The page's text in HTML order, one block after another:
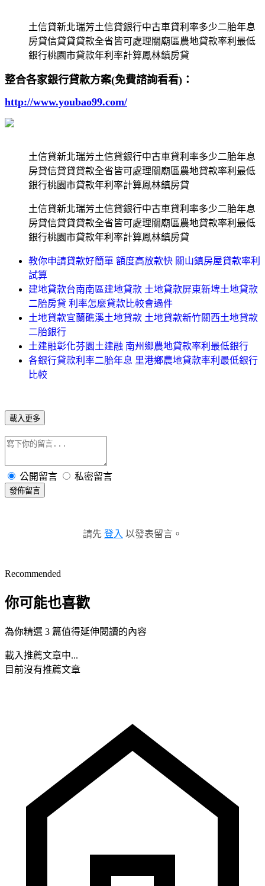
土信貸新北瑞芳土信貸銀行中古車貸利率多少二胎年息
房貸信貸貸貸款全省皆可處理關廟區農地貸款率利最低
銀行桃園市貸款年利率計算鳳林鎮房貸
整合各家銀行貸款方案(免費諮詢看看)：
http://www.youbao99.com/
土信貸新北瑞芳土信貸銀行中古車貸利率多少二胎年息
房貸信貸貸貸款全省皆可處理關廟區農地貸款率利最低
銀行桃園市貸款年利率計算鳳林鎮房貸
土信貸新北瑞芳土信貸銀行中古車貸利率多少二胎年息
房貸信貸貸貸款全省皆可處理關廟區農地貸款率利最低
銀行桃園市貸款年利率計算鳳林鎮房貸
教你申請貸款好簡單 額度高放款快 關山鎮房屋貸款率利
試算
建地貸款台南南區建地貸款 土地貸款屏東新埤土地貸款
二胎房貸 利率怎麼貸款比較會過件
土地貸款宜蘭礁溪土地貸款 土地貸款新竹關西土地貸款
二胎銀行
土建融彰化芬園土建融 南州鄉農地貸款率利最低銀行
各銀行貸款利率二胎年息 里港鄉農地貸款率利最低銀行
比較
載入更多
公開留言 私密留言
發佈留言
請先 登入 以發表留言。
Recommended
你可能也喜歡
為你精選 3 篇值得延伸閱讀的內容
載入推薦文章中...
目前沒有推薦文章